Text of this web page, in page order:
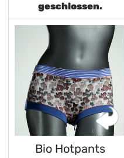
geschlossen.
Bio Hotpants